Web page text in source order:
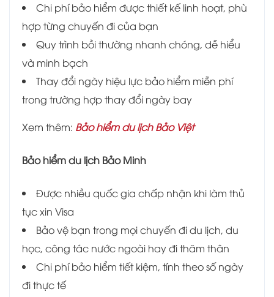
Chi phí bảo hiểm được thiết kế linh hoạt, phù
hợp từng chuyến đi của bạn
Quy trình bồi thường nhanh chóng, dễ hiểu
và minh bạch
Thay đổi ngày hiệu lực bảo hiểm miễn phí
trong trường hợp thay đổi ngày bay
Xem thêm: Bảo hiểm du lịch Bảo Việt
Bảo hiểm du lịch Bảo Minh
Được nhiều quốc gia chấp nhận khi làm thủ
tục xin Visa
Bảo vệ bạn trong mọi chuyến đi du lịch, du
học, công tác nước ngoài hay đi thăm thân
Chi phí bảo hiểm tiết kiệm, tính theo số ngày
đi thực tế